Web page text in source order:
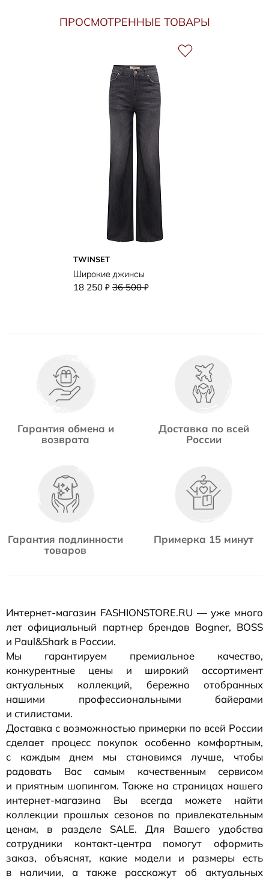
ПРОСМОТРЕННЫЕ ТОВАРЫ
TWINSET
Широкие джинсы
18 250 ₽ 36 500₽
Гарантия обмена и
возврата
Доставка по всей
России
Гарантия подлинности
товаров
Примерка 15 минут
Интернет-магазин FASHIONSTORE.RU — уже много
лет официальный партнер брендов Bogner, BOSS
и Paul&Shark в России.
Мы гарантируем премиальное качество,
конкурентные цены и широкий ассортимент
актуальных коллекций, бережно отобранных
нашими профессиональными байерами
и стилистами.
Доставка с возможностью примерки по всей России
сделает процесс покупок особенно комфортным,
с каждым днем мы становимся лучше, чтобы
радовать Вас самым качественным сервисом
и приятным шопингом. Также на страницах нашего
интернет-магазина Вы всегда можете найти
коллекции прошлых сезонов по привлекательным
ценам, в разделе SALE. Для Вашего удобства
сотрудники контакт-центра помогут оформить
заказ, объяснят, какие модели и размеры есть
в наличии, а также расскажут об актуальных